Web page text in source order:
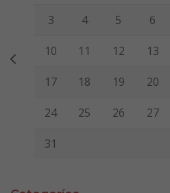
3 4 5 6
10 11 12 13
17 18 19 20
24 25 26 27
31